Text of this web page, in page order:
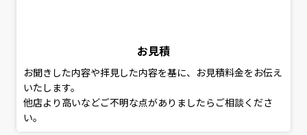
お見積
お聞きした内容や拝見した内容を基に、お見積料金をお伝え
いたします。
他店より高いなどご不明な点がありましたらご相談くださ
い。